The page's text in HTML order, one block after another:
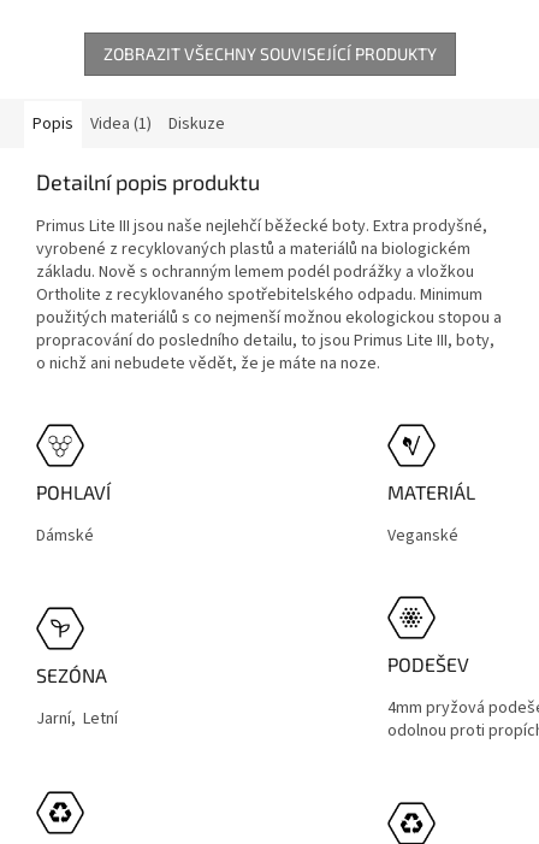
ZOBRAZIT VŠECHNY SOUVISEJÍCÍ PRODUKTY
Popis Videa (1) Diskuze
Detailní popis produktu
Primus Lite III jsou naše nejlehčí běžecké boty. Extra prodyšné,
vyrobené z recyklovaných plastů a materiálů na biologickém
základu. Nově s ochranným lemem podél podrážky a vložkou
Ortholite z recyklovaného spotřebitelského odpadu. Minimum
použitých materiálů s co nejmenší možnou ekologickou stopou a
propracování do posledního detailu, to jsou Primus Lite III, boty,
o nichž ani nebudete vědět, že je máte na noze.
POHLAVÍ
Dámské
MATERIÁL
Veganské
SEZÓNA
Jarní, Letní
PODEŠEV
4mm pryžová
odolnou proti